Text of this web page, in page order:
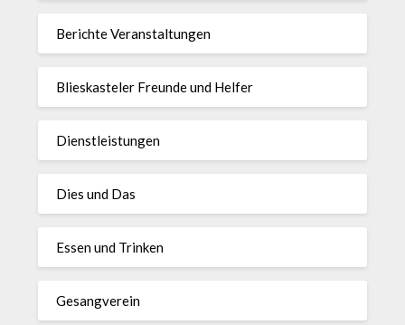
Berichte Veranstaltungen
Blieskasteler Freunde und Helfer
Dienstleistungen
Dies und Das
Essen und Trinken
Gesangverein